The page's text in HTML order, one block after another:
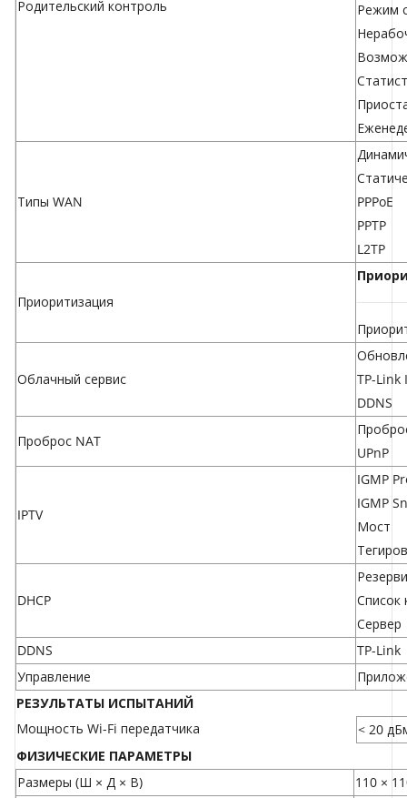
Родительский контроль
Режим
Типы WAN
PPPoE
PPTP
L2TP
Приоритизация
Облачный сервис
TP-Link
DDNS
Проброс NAT
UPnP
IPTV
IGMP
IGMP
Мост
DHCP
Список
Сервер
DDNS
TP-Link
Управление
РЕЗУЛЬТАТЫ ИСПЫТАНИЙ
Мощность Wi-Fi передатчика
< 20
ФИЗИЧЕСКИЕ ПАРАМЕТРЫ
Размеры (Ш × Д × В)
110 ×